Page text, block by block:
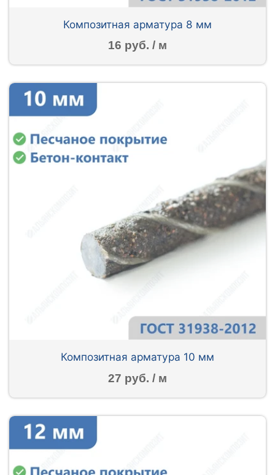
Композитная арматура 8 мм
16 руб. / м
Композитная арматура 10 мм
27 руб. / м